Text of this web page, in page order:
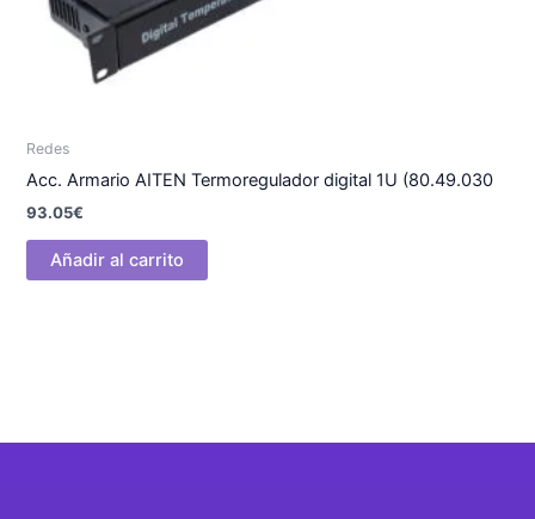
Redes
Acc. Armario AITEN Termoregulador digital 1U (80.49.030
93.05€
Añadir al carrito